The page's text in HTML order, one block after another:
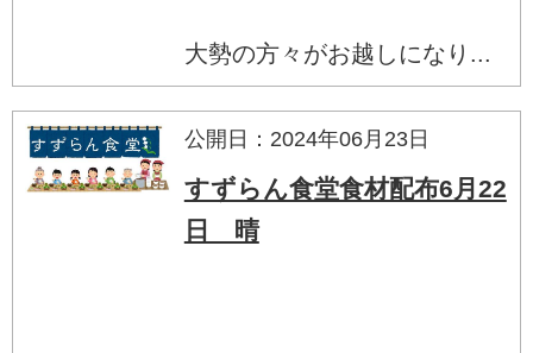
大勢の方々がお越しになり...
公開日：2024年06月23日
すずらん食堂食材配布6月22
日 晴